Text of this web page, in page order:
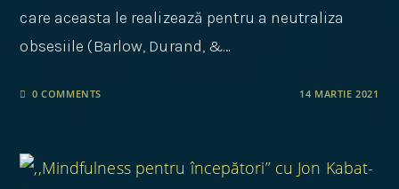
care aceasta le realizează pentru a neutraliza
obsesiile (Barlow, Durand, &…
0 COMMENTS 14 MARTIE 2021